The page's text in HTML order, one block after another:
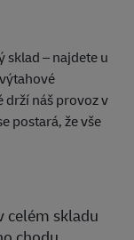
– najdete u
drží náš provoz v
postará, že vše
celém skladu